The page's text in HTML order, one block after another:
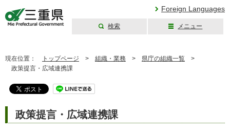
Foreign Languages
検索 メニュー
現在位置： トップページ > 組織・業務 > 県庁の組織一覧 >
政策提言・広域連携課
政策提言・広域連携課